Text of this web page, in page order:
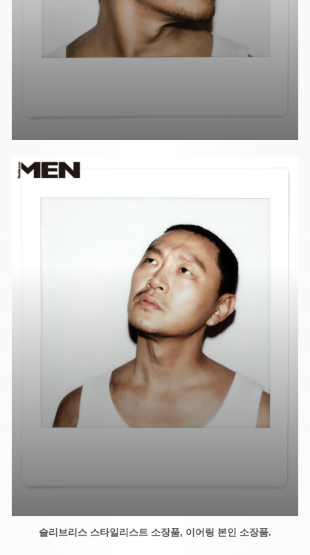
슬리브리스 스타일리스트 소장품, 이어링 본인 소장품.